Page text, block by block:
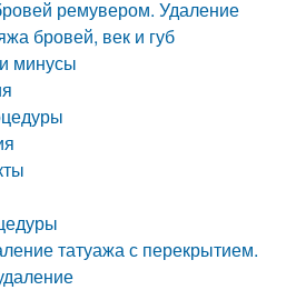
ремувером. Удаление
бровей, век и губ
минусы
татуажа с перекрытием.